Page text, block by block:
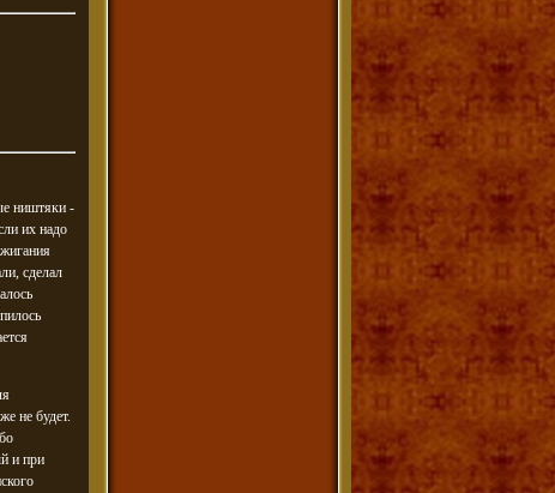
ништяки -
их надо
сделал
не будет.
и при